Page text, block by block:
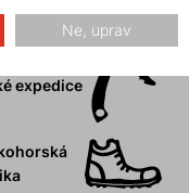
expedice
Ne, uprav